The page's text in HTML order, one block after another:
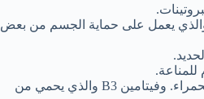
يعمل على حماية الجسم من بعض
5-لحم الضأن هو مصدر لفيتامين B12 والذي يعمل على تقوية الأعصاب وتكوين خلايا الدم الحمراء. وفيتامين B3 والذي يحمي من